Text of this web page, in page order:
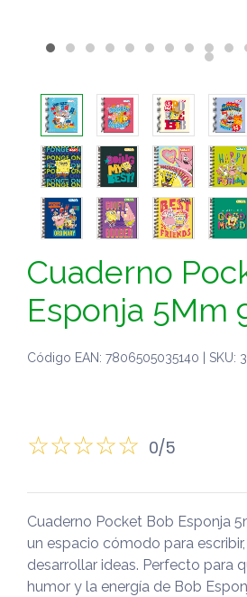
Cuaderno
Esponja 5Mm
Código EAN: 7806505035140 | SKU:
0/5
Cuaderno Pocket Bob Esponja
un espacio cómodo para
desarrollar ideas. Perfecto para
humor y la energía de Bob